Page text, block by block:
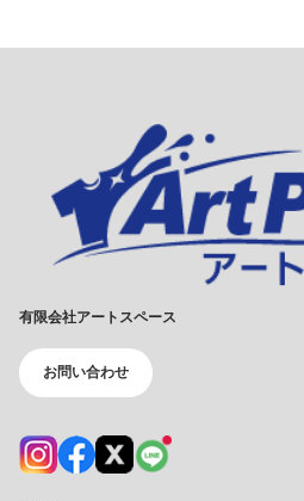
有限会社アートスペース
お問い合わせ